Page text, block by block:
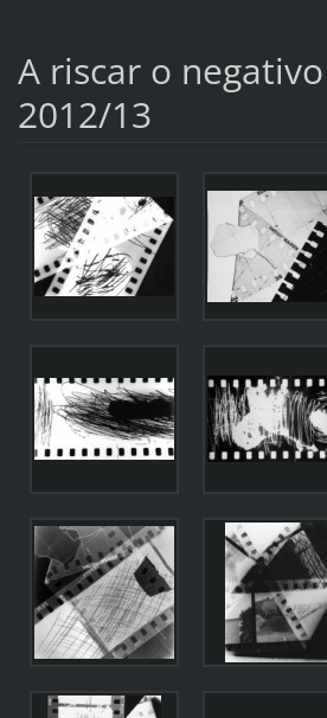
A riscar o negativo
2012/13